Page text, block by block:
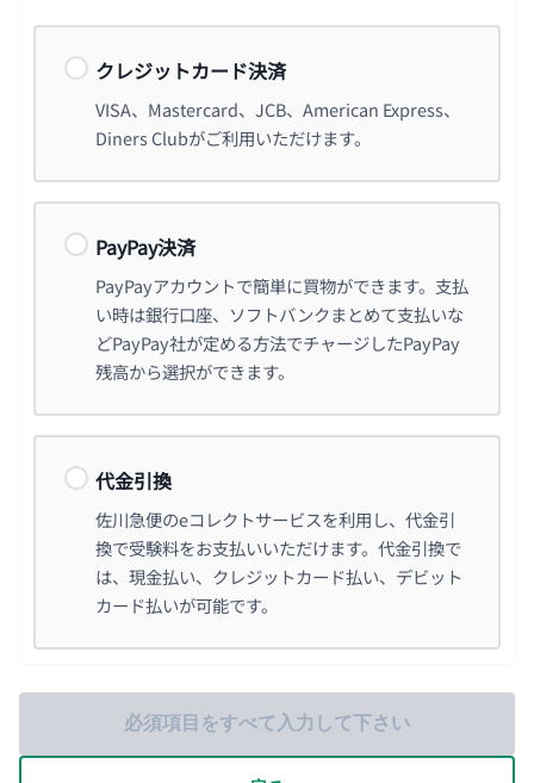
クレジットカード決済
VISA、Mastercard、JCB、American Express、
Diners Clubがご利用いただけます。
PayPay決済
PayPayアカウントで簡単に買物ができます。支払
い時は銀行口座、ソフトバンクまとめて支払いな
どPayPay社が定める方法でチャージしたPayPay
残高から選択ができます。
代金引換
佐川急便のeコレクトサービスを利用し、代金引
換で受験料をお支払いいただけます。代金引換で
は、現金払い、クレジットカード払い、デビット
カード払いが可能です。
必須項目をすべて入力して下さい